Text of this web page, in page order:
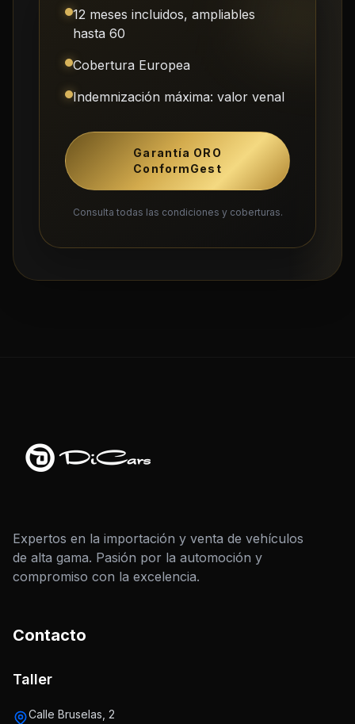
12 meses incluidos, ampliables
hasta 60
Cobertura Europea
Indemnización máxima: valor venal
Garantía ORO
ConformGest
Consulta todas las condiciones y coberturas.
Expertos en la importación y venta de vehículos
de alta gama. Pasión por la automoción y
compromiso con la excelencia.
Contacto
Taller
Calle Bruselas, 2